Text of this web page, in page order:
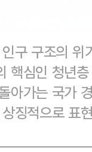
구 구조의
핵심인 청년
아가는 국가
징적으로